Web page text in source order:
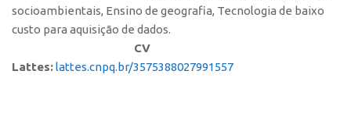
socioambientais, Ensino de geografia, Tecnologia de baixo
custo para aquisição de dados.
CV
Lattes:lattes.cnpq.br/3575388027991557